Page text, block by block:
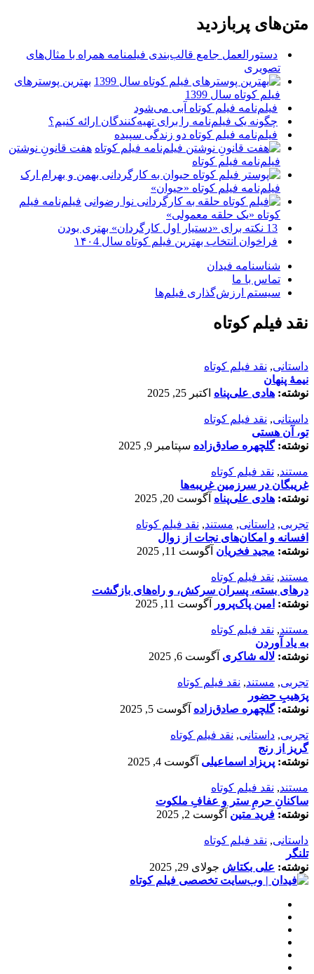
متن‌های پربازدید
دستورالعمل جامع قالب‌بندی فیلمنامه همراه با مثال‌های
تصویری
بهترین پوسترهای
فیلم کوتاه سال 1399
فیلم‌نامه فیلم کوتاه آبی می‌شود
چگونه یک فیلم‌نامه را برای تهیه‌کنندگان ارائه کنیم؟
فیلم‌نامه فیلم کوتاه دو زندگی سپیده
هفت قانونِ نوشتن
فیلم‌نامه فیلم کوتاه
فیلم‌نامه فیلم کوتاه «حیوان»
فیلم‌نامه فیلم
کوتاه «یک حلقه معمولی»
13 نکته برای «دستیار اول کارگردان» بهتری بودن
فراخوان انتخاب بهترین فیلم کوتاه سال ۱۴۰4
شناسنامه فیدان
تماس با ما
سیستم ارزش‌گذاری فیلم‌ها
نقد فیلم کوتاه
داستانی, نقد فیلم کوتاه
نیمۀ پنهان
نوشته: هادی علی‌پناه اکتبر 25, 2025
داستانی, نقد فیلم کوتاه
تو، آن هستی
نوشته:گلچهره صادق‌زاده سپتامبر 9, 2025
مستند, نقد فیلم کوتاه
غریبگان در سرزمین غریبه‌ها
نوشته: هادی علی‌پناه آگوست 20, 2025
تجربی, داستانی, مستند, نقد فیلم کوتاه
افسانه‌ و امکان‌های نجات از زوال
نوشته: مجید فخریان آگوست 11, 2025
مستند, نقد فیلم کوتاه
درهای بسته، پسران سرکش، و راه‌های بازگشت
نوشته: امین پاک‌پرور آگوست 11, 2025
مستند, نقد فیلم کوتاه
به یاد آوردن
نوشته: لاله شاکری آگوست 6, 2025
تجربی, مستند, نقد فیلم کوتاه
پرَهیب‌ِ حضور
نوشته:گلچهره صادق‌زاده آگوست 5, 2025
تجربی, داستانی, نقد فیلم کوتاه
گریز از رنج
نوشته: پریزاد اسماعیلی آگوست 4, 2025
مستند, نقد فیلم کوتاه
ساکنانِ حرمِ ستر و عفافِ ملکوت
نوشته: فرید متین آگوست 2, 2025
داستانی, نقد فیلم کوتاه
تلنگر
نوشته: علی بکتاش جولای 29, 2025